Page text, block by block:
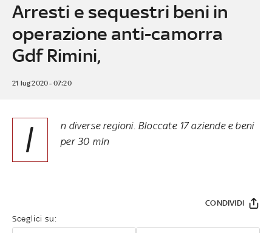
Arresti e sequestri beni in
operazione anti-camorra
Gdf Rimini,
21 lug 2020 - 07:20
I
n diverse regioni. Bloccate 17 aziende e beni
per 30 mln
Sceglici su:
CONDIVIDI